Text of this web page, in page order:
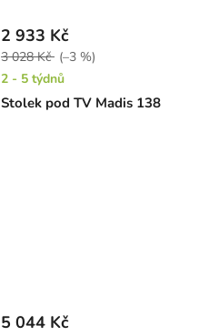
Stolek pod TV Madis 138
2 933 Kč
3 028 Kč (–3 %)
2 - 5 týdnů
5 044 Kč